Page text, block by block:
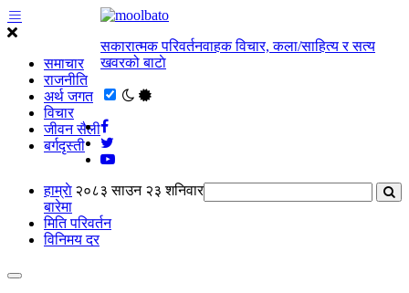
समाचार
राजनीति
अर्थ जगत
विचार
जीवन सैली
बर्गदृस्ती
सकारात्मक परिवर्तनवाहक विचार, कला/साहित्य र सत्य
खवरको बाटाे
२०८३ साउन २३ शनिवार
हाम्राे
बारेमा
मिति परिवर्तन
विनिमय दर